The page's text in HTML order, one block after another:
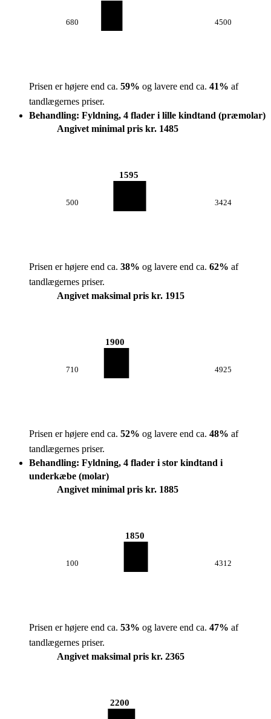
680 4500
Prisen er højere end ca. 59% og lavere end ca. 41% af
tandlægernes priser.
Behandling: Fyldning, 4 flader i lille kindtand (præmolar)
Angivet minimal pris kr. 1485
500
1595
3424
Prisen er højere end ca. 38% og lavere end ca. 62% af
tandlægernes priser.
Angivet maksimal pris kr. 1915
710
1900
4925
Prisen er højere end ca. 52% og lavere end ca. 48% af
tandlægernes priser.
Behandling: Fyldning, 4 flader i stor kindtand i
underkæbe (molar)
Angivet minimal pris kr. 1885
100
1850
4312
Prisen er højere end ca. 53% og lavere end ca. 47% af
tandlægernes priser.
Angivet maksimal pris kr. 2365
2200